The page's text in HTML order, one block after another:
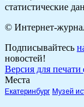
статистические
© Интернет-
Подписывайтесь
новостей!
Версия для печати
Места
Екатеринбург Музей